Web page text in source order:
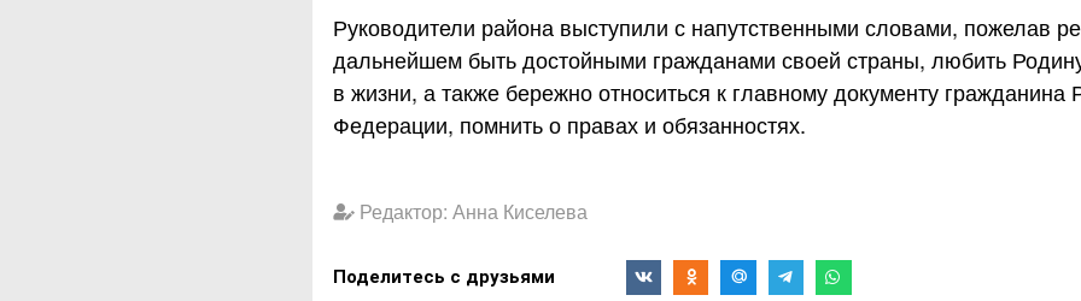
Руководители района выступили с напутственными словами, пожелав
дальнейшем быть достойными гражданами своей страны, любить
в жизни, а также бережно относиться к главному документу гражданина
Федерации, помнить о правах и обязанностях.
Редактор: Анна Киселева
Поделитесь с друзьями